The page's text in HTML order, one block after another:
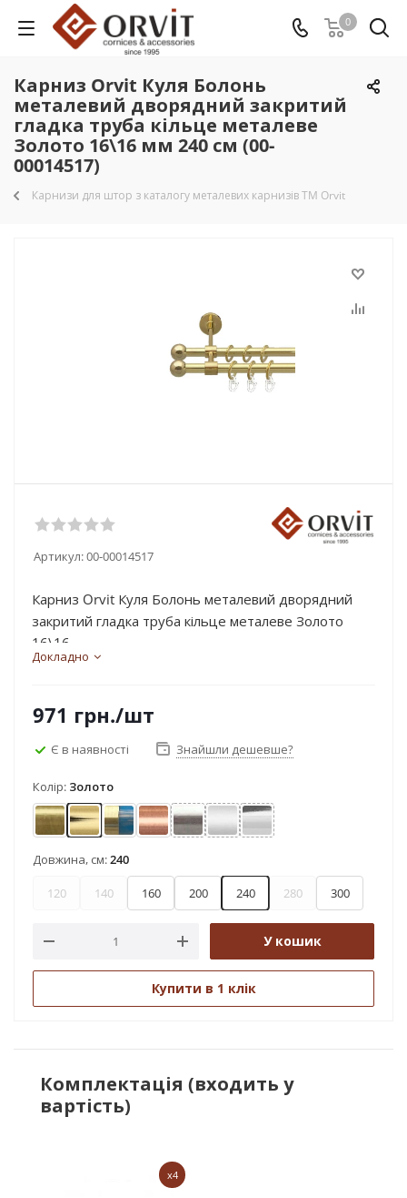
0
Карниз Orvit Куля Болонь
металевий дворядний закритий
гладка труба кільце металеве
Золото 16\16 мм 240 см (00-
00014517)
Карнизи для штор з каталогу металевих карнизів TM Orvit
Артикул:00-00014517
Карниз Orvit Куля Болонь металевий дворядний
закритий гладка труба кільце металеве Золото
16\16...
Докладно
971 грн./шт
Є в наявності Знайшли дешевше?
Колір: Золото
АнтикЗолотоЗолото матове - блакить
МідьНержавіюча сталь
Сатин Хром
Довжина, см:240
120 140 160 200 240 280 300
У кошик
Купити в 1 клік
Комплектація (входить у
вартість)
x4